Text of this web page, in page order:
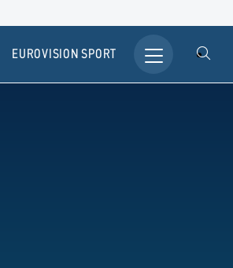
ΕUROVISION SPORT